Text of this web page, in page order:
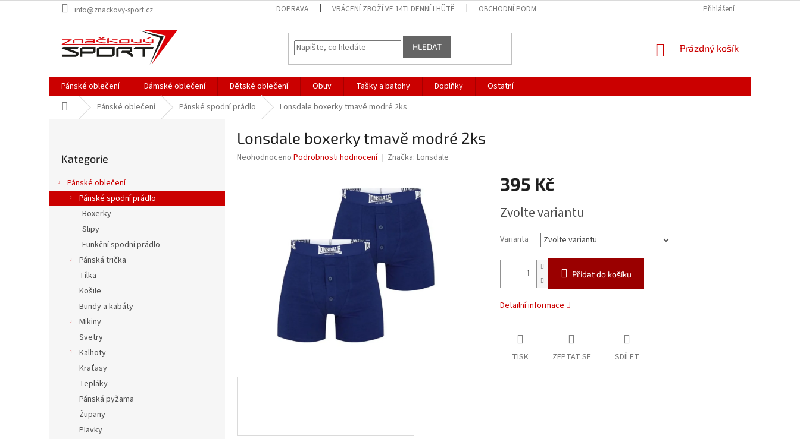
na
info@znackovy-sport.cz DOPRAVA VRÁCENÍ ZBOŽÍ VE 14TI DENNÍ LHŮTĚ OBCHODNÍ PODMÍNKY PODMÍNKY ZPRACOVÁNÍ OSOBNÍCH ÚDAJŮ
Přihlášení
HLEDAT
NÁKUPNÍ
Prázdný košík
Pánské oblečení Dámské oblečení Dětské oblečení Obuv Tašky a batohy Doplňky
Ostatní
Domů Pánské oblečení Pánské spodní prádlo Lonsdale boxerky tmavě modré 2ks
a
n
kategorie
Kategorie
Pánské oblečení
Pánské spodní prádlo
Boxerky
Slipy
Funkční spodní prádlo
Pánská trička
Tílka
Košile
Bundy a kabáty
Mikiny
Svetry
Kalhoty
Kraťasy
Tepláky
Pánská pyžama
Župany
Plavky
Lonsdale boxerky tmavě modré 2ks
Průměrné
Neohodnoceno Podrobnosti hodnocení Značka: Lonsdale
395 Kč
cena:
Zvolte variantu
Varianta
Přidat do košíku
Detailní informace
TISK ZEPTAT SE SDÍLET